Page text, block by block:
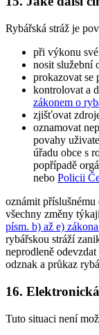
Rybářská stráž je
při výkonu
nosit služební
prokazovat se
kontrolovat a
zákonem o
zjišťovat
oznamovat
povahy
úřadu obce s
popřípadě
nebo Policii
oznámit
všechny změny
písm. b) až e)
rybářskou stráží
neprodleně
odznak a průkaz
16.
Tuto situaci není